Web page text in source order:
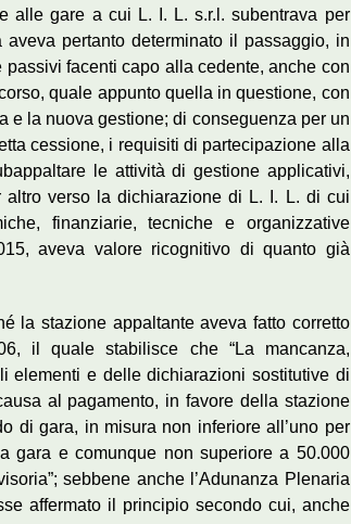
alle gare a cui L. I. L. s.r.l. subentrava per
pertanto determinato il passaggio, in
facenti capo alla cedente, anche con
quale appunto quella in questione, con
e la nuova gestione; di conseguenza per un
cessione, i requisiti di partecipazione alla
le attività di gestione applicativi,
altro verso la dichiarazione di L. I. L. di cui
finanziarie, tecniche e organizzative
aveva valore ricognitivo di quanto già
la stazione appaltante aveva fatto corretto
il quale stabilisce che “La mancanza,
elementi e delle dichiarazioni sostitutive di
al pagamento, in favore della stazione
di gara, in misura non inferiore all’uno per
gara e comunque non superiore a 50.000
sebbene anche l’Adunanza Plenaria
affermato il principio secondo cui, anche